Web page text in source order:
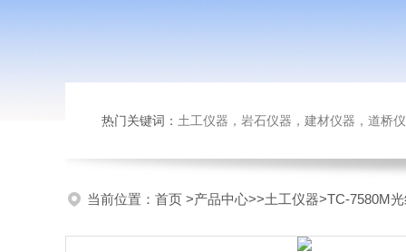
热门关键词： 土工仪器，岩石仪器，建材仪器，道桥仪器
当前位置： 首页 >产品中心>>土工仪器>TC-7580M